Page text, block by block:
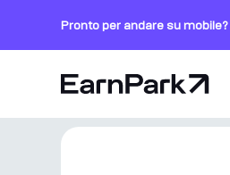
Pronto per andare su mobile?
Pagina principale
Prodotti